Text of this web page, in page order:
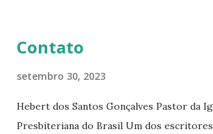
Contato
setembro 30, 2023
Hebert dos Santos Gonçalves Pastor da
Presbiteriana do Brasil Um dos